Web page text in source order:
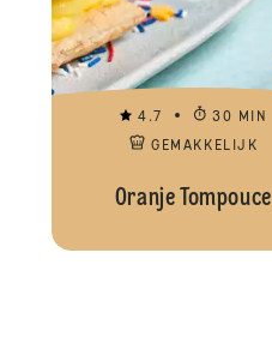
4.7
30 MIN
GEMAKKELIJK
Oranje Tompouce